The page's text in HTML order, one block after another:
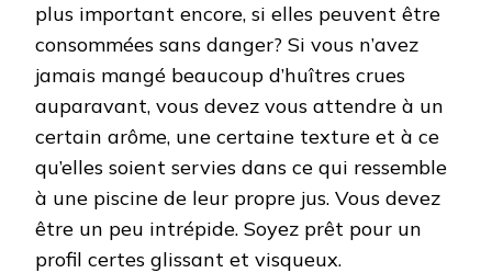
plus important encore, si elles peuvent être
consommées sans danger? Si vous n’avez
jamais mangé beaucoup d’huîtres crues
auparavant, vous devez vous attendre à un
certain arôme, une certaine texture et à ce
qu’elles soient servies dans ce qui ressemble
à une piscine de leur propre jus. Vous devez
être un peu intrépide. Soyez prêt pour un
profil certes glissant et visqueux.